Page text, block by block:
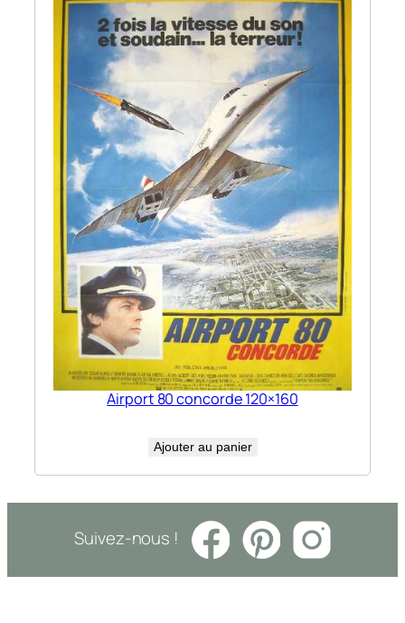
Airport 80 concorde 120×160
Ajouter au panier
Suivez-nous !